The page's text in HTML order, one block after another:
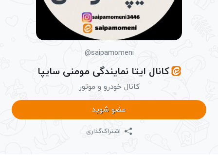
@saipamomeni
کانال ایتا نمایندگی مومنی سایپا
کانال خودرو و موتور
عضو شوید
اشتراک‌گذاری